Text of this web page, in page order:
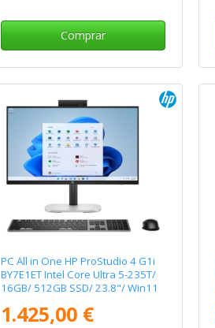
Comprar
PC All in One HP ProStudio 4 G1i
BY7E1ET Intel Core Ultra 5-235T/
16GB/ 512GB SSD/ 23.8"/ Win11
1.425,00 €